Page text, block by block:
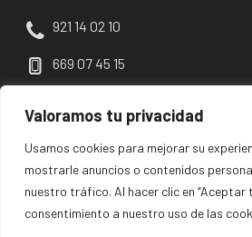
Valoramos tu privacidad
Usamos cookies para mejorar su
mostrarle anuncios o contenidos
nuestro tráfico. Al hacer clic en “Aceptar
consentimiento a nuestro uso de las
921 14 02 10
669 07 45 15